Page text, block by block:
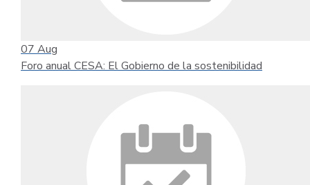
07 Aug
Foro anual CESA: El Gobierno de la sostenibilidad